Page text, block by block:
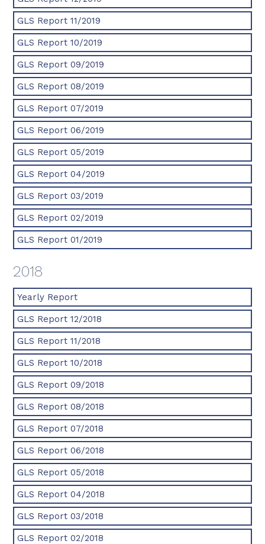
GLS Report 11/2019
GLS Report 10/2019
GLS Report 09/2019
GLS Report 08/2019
GLS Report 07/2019
GLS Report 06/2019
GLS Report 05/2019
GLS Report 04/2019
GLS Report 03/2019
GLS Report 02/2019
GLS Report 01/2019
2018
Yearly Report
GLS Report 12/2018
GLS Report 11/2018
GLS Report 10/2018
GLS Report 09/2018
GLS Report 08/2018
GLS Report 07/2018
GLS Report 06/2018
GLS Report 05/2018
GLS Report 04/2018
GLS Report 03/2018
GLS Report 02/2018